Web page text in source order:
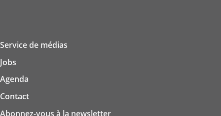
Service de médias
Jobs
Agenda
Contact
Abonnez-vous à la newsletter